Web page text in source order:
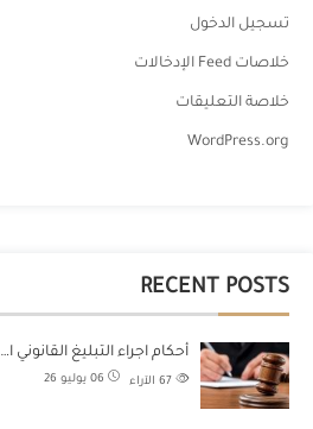
تسجيل الدخول
خلاصات Feed الإدخالات
خلاصة التعليقات
WordPress.org
RECENT POSTS
أحكام اجراء التبليغ القانوني ا…
06 يوليو 26 الآراء